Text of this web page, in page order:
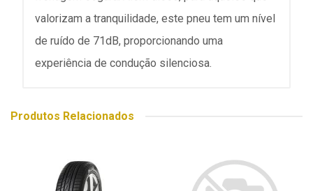
valorizam a tranquilidade, este pneu tem um nível
de ruído de 71dB, proporcionando uma
experiência de condução silenciosa.
Produtos Relacionados